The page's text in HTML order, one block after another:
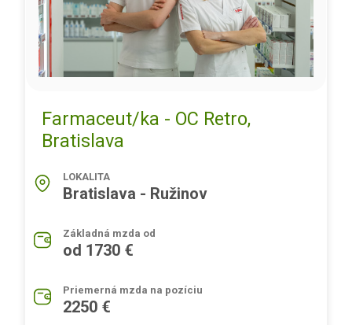
Farmaceut/ka - OC Retro,
Bratislava
LOKALITA
Bratislava - Ružinov
Základná mzda od
od 1730 €
Priemerná mzda na pozíciu
2250 €